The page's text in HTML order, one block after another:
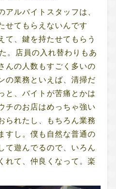
アルバイトスタッフは、
せてもらえないんです
て、鍵を持たせてもらう
。店員の入れ替わりもあ
んの人数もすごく多いの
の業務といえば、清掃だ
と、バイトが苦痛とかは
チのお店はめっちゃ強い
られたし、もちろん業務
すし。僕も自然な普通の
て遊んでるので、いろん
れて、仲良くなって。楽